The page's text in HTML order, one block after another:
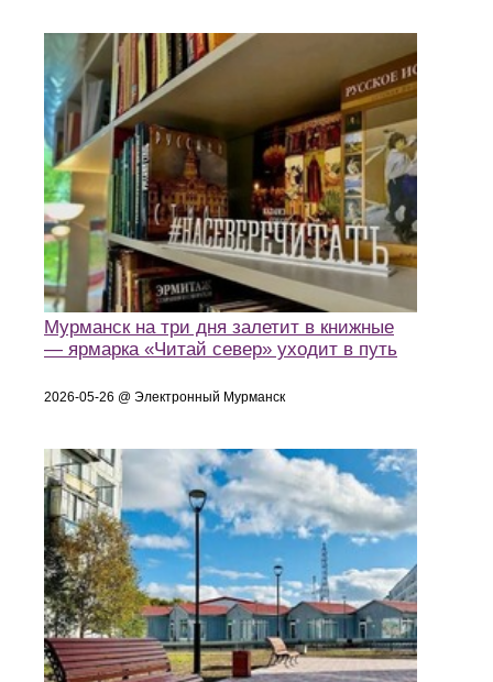
Мурманск на три дня залетит в книжные
— ярмарка «Читай север» уходит в путь
2026-05-26 @ Электронный Мурманск